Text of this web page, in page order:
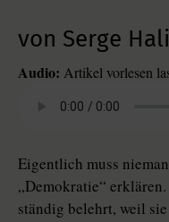
von Serge
Audio: Artikel vorlesen
Eigentlich muss
„Demokratie“
ständig belehrt, weil